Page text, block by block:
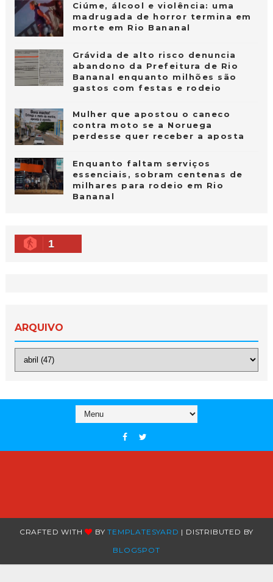
Ciúme, álcool e violência: uma
madrugada de horror termina em
morte em Rio Bananal
Grávida de alto risco denuncia
abandono da Prefeitura de Rio
Bananal enquanto milhões são
gastos com festas e rodeio
Mulher que apostou o caneco
contra moto se a Noruega
perdesse quer receber a aposta
Enquanto faltam serviços
essenciais, sobram centenas de
milhares para rodeio em Rio
Bananal
1
ARQUIVO
CRAFTED WITH BYTEMPLATESYARD | DISTRIBUTED BY
BLOGSPOT